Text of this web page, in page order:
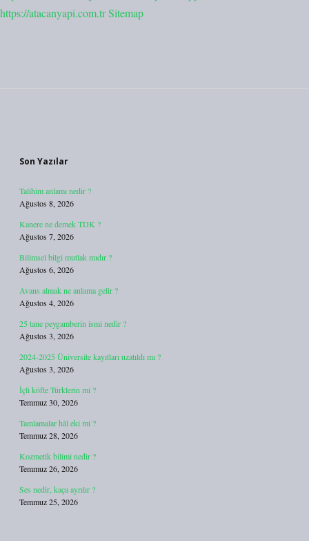
https://atacanyapi.com.trSitemap
Son Yazılar
Talihim anlamı nedir ?
Ağustos 8, 2026
Kanere ne demek TDK ?
Ağustos 7, 2026
Bilimsel bilgi mutlak mıdır ?
Ağustos 6, 2026
Avans almak ne anlama gelir ?
Ağustos 4, 2026
25 tane peygamberin ismi nedir ?
Ağustos 3, 2026
2024-2025 Üniversite kayıtları uzatıldı mı ?
Ağustos 3, 2026
İçli köfte Türklerin mi ?
Temmuz 30, 2026
Tamlamalar hâl eki mi ?
Temmuz 28, 2026
Kozmetik bilimi nedir ?
Temmuz 26, 2026
Ses nedir, kaça ayrılır ?
Temmuz 25, 2026